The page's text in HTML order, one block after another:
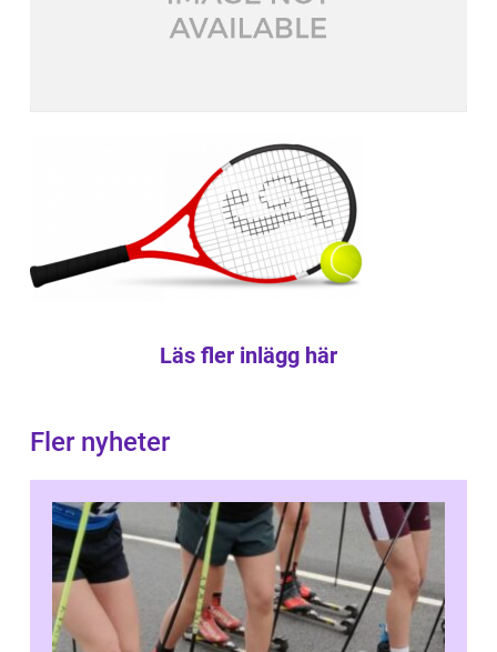
Läs fler inlägg här
Fler nyheter